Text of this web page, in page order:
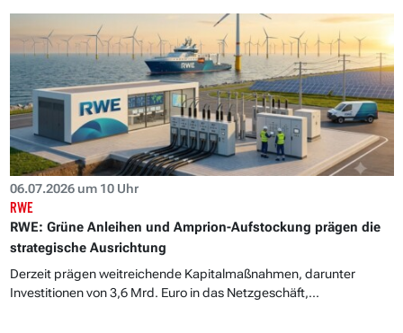
06.07.2026 um 10 Uhr
RWE
RWE: Grüne Anleihen und Amprion-Aufstockung prägen die
strategische Ausrichtung
Derzeit prägen weitreichende Kapitalmaßnahmen, darunter
Investitionen von 3,6 Mrd. Euro in das Netzgeschäft,...